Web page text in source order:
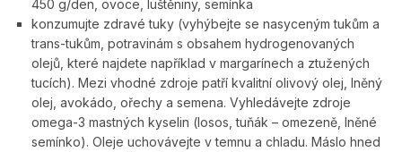
450 g/den, ovoce, luštěniny, semínka
konzumujte zdravé tuky (vyhýbejte se nasyceným tukům a
trans-tukům, potravinám s obsahem hydrogenovaných
olejů, které najdete například v margarínech a ztužených
tucích). Mezi vhodné zdroje patří kvalitní olivový olej, lněný
olej, avokádo, ořechy a semena. Vyhledávejte zdroje
omega-3 mastných kyselin (losos, tuňák – omezeně, lněné
semínko). Oleje uchovávejte v temnu a chladu. Máslo hned